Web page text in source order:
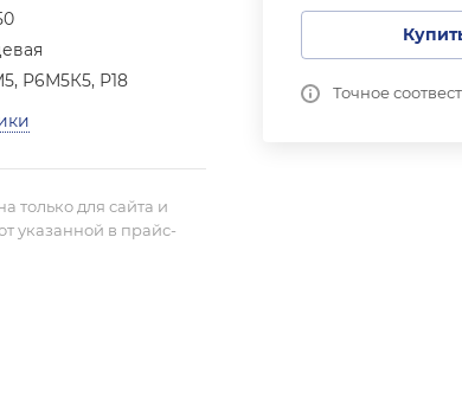
Точное
Р6М5К5, Р18
только для сайта и
указанной в прайс-